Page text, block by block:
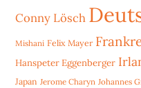
Conny Lösch
Mishani Felix Mayer
Hanspeter Eggenberger
Japan Jerome Charyn Johannes